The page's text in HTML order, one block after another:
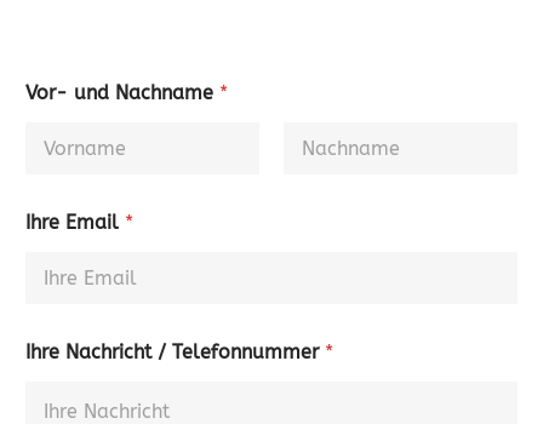
Vor- und Nachname *
Ihre Email *
Ihre Nachricht / Telefonnummer *